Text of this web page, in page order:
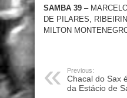
SAMBA 39 –
DE PILARES,
MILTON
Previous:
Chacal do Sax
da Estácio de